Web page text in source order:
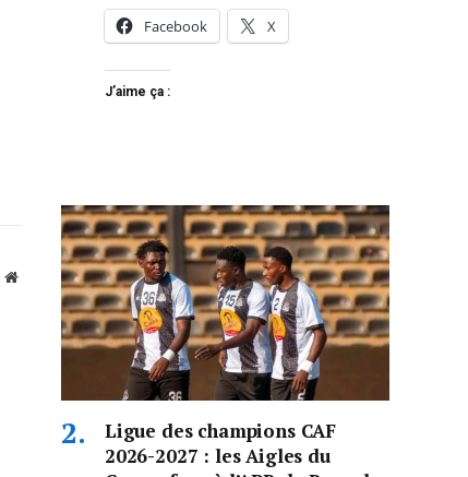
Website
Facebook X
J’aime ça :
Ligue des champions CAF
2026-2027 : les Aigles du